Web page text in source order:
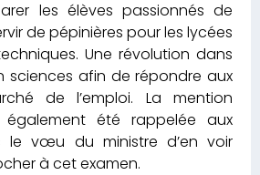
les élèves passionnés de
de pépinières pour les lycées
Une révolution dans
sciences afin de répondre aux
de l’emploi. La mention
été rappelée aux
le vœu du ministre d’en voir
à cet examen.